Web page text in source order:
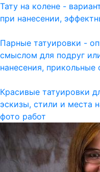
Тату на колене -
при нанесении,
Парные татуировки -
смыслом для подруг
нанесения, прикольные
Красивые татуировки
эскизы, стили и места
фото работ